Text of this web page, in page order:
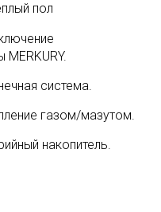
пол
MERKURY.
система.
газом/мазутом.
накопитель.